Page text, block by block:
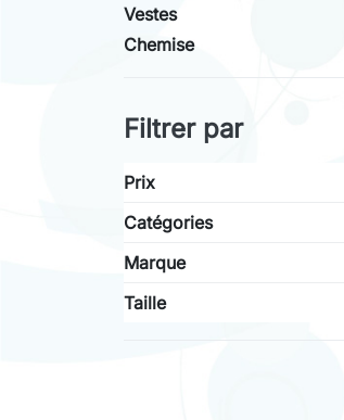
Vestes
Chemise
Filtrer par
Prix
Catégories
Marque
Taille